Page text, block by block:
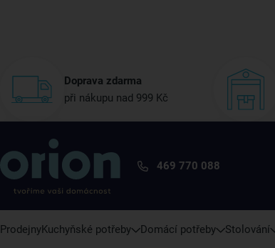
Doprava zdarma
při nákupu nad 999 Kč
469 770 088
ProdejnyKuchyňské potřeby Domácí potřeby Stolování